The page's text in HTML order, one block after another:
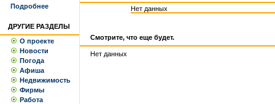
Подробнее
ДРУГИЕ РАЗДЕЛЫ
О проекте
Новости
Погода
Афиша
Недвижимость
Фирмы
Работа
Нет данных
Смотрите, что еще будет.
Нет данных